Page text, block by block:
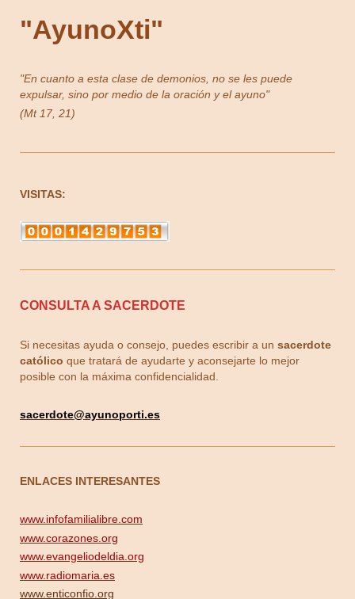
"AyunoXti"
"En cuanto a esta clase de demonios, no se les puede
expulsar, sino por medio de la oración y el ayuno"
(Mt 17, 21)
VISITAS:
CONSULTA A SACERDOTE
Si necesitas ayuda o consejo, puedes escribir a un sacerdote
católico que tratará de ayudarte y aconsejarte lo mejor
posible con la máxima confidencialidad.
sacerdote@ayunoporti.es
ENLACES INTERESANTES
www.infofamilialibre.com
www.corazones.org
www.evangeliodeldia.org
www.radiomaria.es
www.enticonfio.org